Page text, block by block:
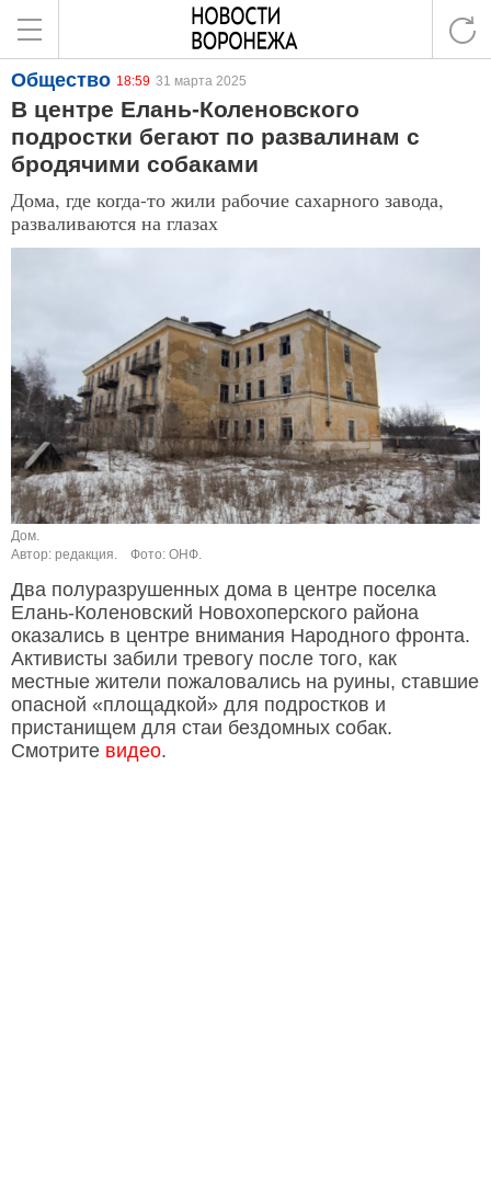
Общество 18:59 31 марта 2025
В центре Елань-Коленовского
подростки бегают по развалинам с
бродячими собаками
Дома, где когда-то жили рабочие сахарного завода,
разваливаются на глазах
Дом.
Автор: редакция.
Фото: ОНФ.
Два полуразрушенных дома в центре поселка
Елань-Коленовский Новохоперского района
оказались в центре внимания Народного фронта.
Активисты забили тревогу после того, как
местные жители пожаловались на руины, ставшие
опасной «площадкой» для подростков и
пристанищем для стаи бездомных собак.
Смотрите видео.